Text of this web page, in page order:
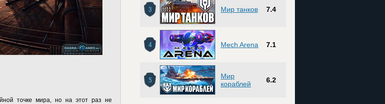
точке мира, но на этот раз не
3 Мир танков 7.4
4 Mech Arena 7.1
5
Мир
кораблей
6.2